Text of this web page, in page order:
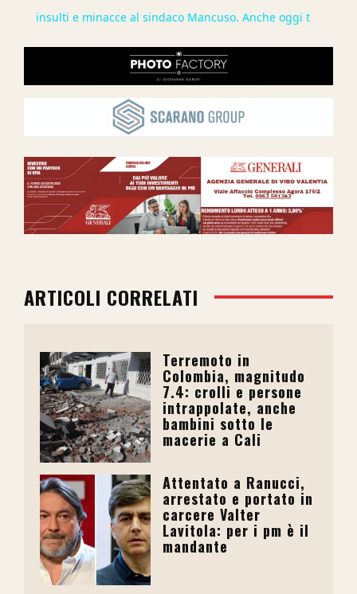
insulti e minacce al sindaco Mancuso. Anche oggi t
ARTICOLI CORRELATI
Terremoto in
Colombia, magnitudo
7.4: crolli e persone
intrappolate, anche
bambini sotto le
macerie a Cali
Attentato a Ranucci,
arrestato e portato in
carcere Valter
Lavitola: per i pm è il
mandante